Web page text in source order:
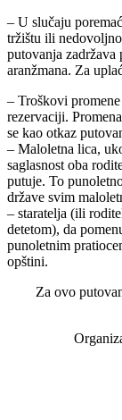
– U slučaju
tržištu ili
putovanja zadržava
aranžmana. Za
– Troškovi
rezervaciji.
se kao otkaz
– Maloletna lica,
saglasnost oba
putuje. To
države svim
– staratelja (ili
detetom), da
punoletnim
opštini.
Za ovo